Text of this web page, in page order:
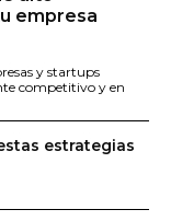
empresa
y startups
competitivo y en
estrategias